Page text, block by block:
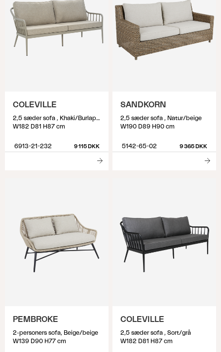
COLEVILLE
2,5 sæder sofa , Khaki/Burlap Beige
W182 D81 H87 cm
6913-21-232 9 115 DKK
SANDKORN
2,5 sæder sofa , Natur/beige
W190 D89 H90 cm
5142-65-02 9 365 DKK
PEMBROKE
2-personers sofa, Beige/beige
W139 D90 H77 cm
COLEVILLE
2,5 sæder sofa , Sort/grå
W182 D81 H87 cm